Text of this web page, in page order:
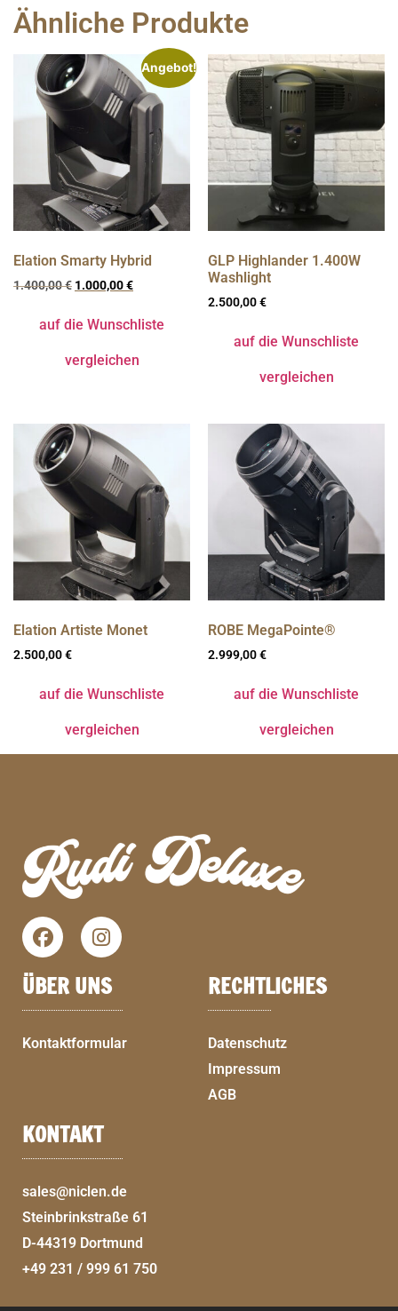
Ähnliche Produkte
Angebot!
Elation Smarty Hybrid
1.400,00€ 1.000,00€
auf die Wunschliste
vergleichen
GLP Highlander 1.400W
Washlight
2.500,00€
auf die Wunschliste
vergleichen
Elation Artiste Monet
2.500,00€
auf die Wunschliste
vergleichen
ROBE MegaPointe®
2.999,00€
auf die Wunschliste
vergleichen
ÜBER UNS
Kontaktformular
RECHTLICHES
Datenschutz
Impressum
AGB
KONTAKT
sales@niclen.de
Steinbrinkstraße 61
D-44319 Dortmund
+49 231 / 999 61 750